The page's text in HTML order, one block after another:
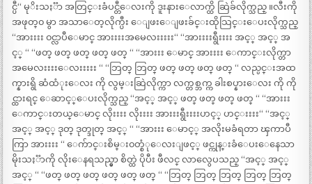
င္ပီ“ မုိးသႏၱာ အတြင္းခံပင္တီေလးကို ဒူးနားေလာက္ထိ ဆြဲခ်လိုက္သည္ ။လီးကို
အဖုတ္၀ မွာ အသာေတ့လိုက္ပီး ေျဖးေျဖးခ်င္းထိုသြင္းေပးလိုက္သည္
“အားးးး ၀င္လာပီေမာင္ အားးးးအမေလးးးးး“ “အားးးးရွီးးးး အင့္ အင့္ အ
င့္ “ “ဖတ္ ဖတ္ ဖတ္ ဖတ္ ဖတ္ “ “အားးး ေမာင္ အားးးး ေကာင္းလိုက္တာ
အမေလးးးးေလးးးးး “ “ဘြတ္ ဘြတ္ ဖတ္ ဖတ္ ဖတ္ ဖတ္ “ လည္ပင္းအထ
က္နားရွိ ဆံထံုးေလး ကို လွမ္းဆြဲလိုက္ကာ လက္တစ္ဘက္က ခါးစပ္နားေလး ကို ကို
င္ထားရင္ ေဆာင့္ေပးလိုက္သည္ “အင့္ အင့္ ဖတ္ ဖတ္ ဖတ္ ဖတ္ “ “အားးး
ေကာင္းတယ္ေမာင္ လိုးးးး လိုးးးး အားးးရွီးးးးဟင့္ ဟင္းးးး“ “အင့္
အင့္ အင့္ ဒုတ္ ဒုတ္ဒုတ္ အင့္ “ “အားးး ေမာင့္ အလိုးမခံရတာ ၾကာပီ
ကြာ အားးးး “ ေက်ာင္းစိမ္း၀တ္စံုေလးျဖင့္ ဖင္ကုန္းခံေပးေနေသာ
မိုးသႏၱာကို လိုးေနရသည္မွာ စိတ္ထဲ ပိုပီး ဖီလင္ လာလွေပသည္ “အင့္ အင့္
အင့္ “ “ဖတ္ ဖတ္ ဖတ္ ဖတ္ ဖတ္ ဖတ္ “ “ဘြတ္ ဘြတ္ ဘြတ္ ဘြတ္ ဘြတ္